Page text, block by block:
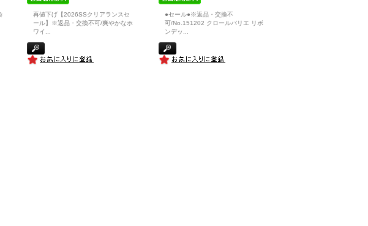
再値下げ【2026SSクリアランスセ
ール】※返品・交換不可/爽やかなホ
ワイ
●セール●※返品・交換不
可/No.151202 クロールバリエ リボ
ンデッ